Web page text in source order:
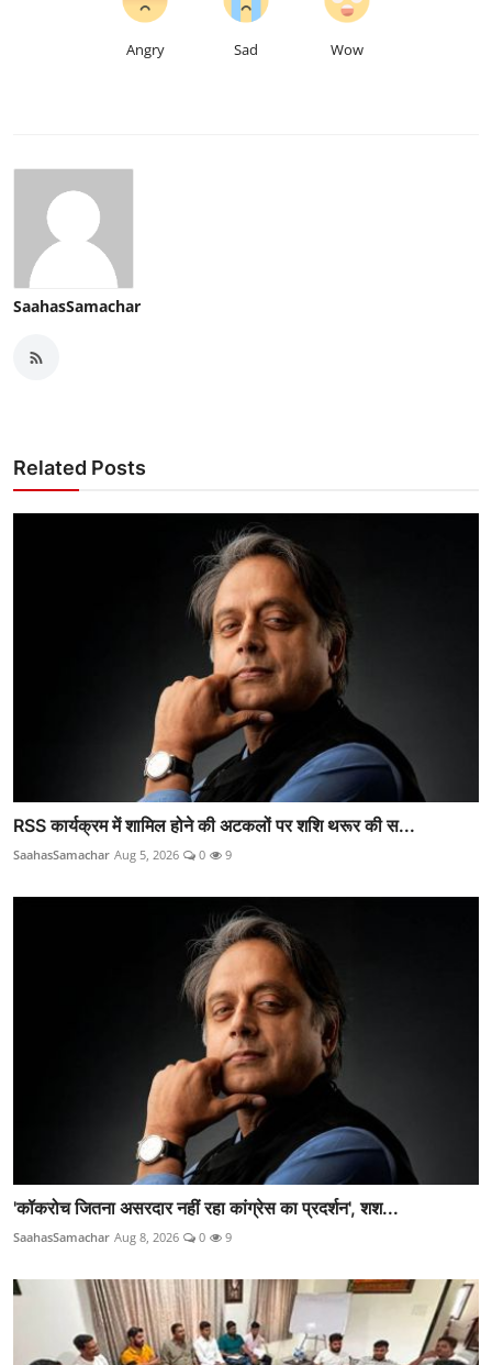
Angry Sad Wow
SaahasSamachar
Related Posts
RSS कार्यक्रम में शामिल होने की अटकलों पर शशि थरूर की स...
SaahasSamachar Aug 5, 2026 0 9
'कॉकरोच जितना असरदार नहीं रहा कांग्रेस का प्रदर्शन', शश...
SaahasSamachar Aug 8, 2026 0 9